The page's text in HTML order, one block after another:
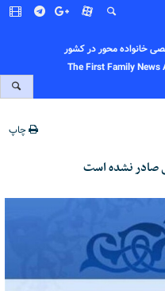
خانواده محور در کشور
The First Family News
چاپ
صادر نشده است